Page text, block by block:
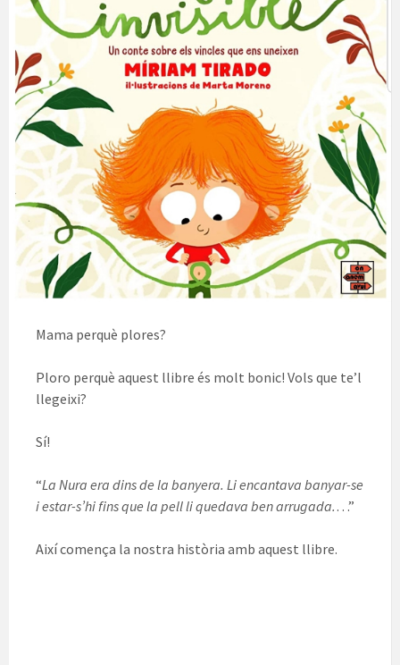
Mama perquè plores?
Ploro perquè aquest llibre és molt bonic! Vols que te’l
llegeixi?
Sí!
“La Nura era dins de la banyera. Li encantava banyar-se
i estar-s’hi fins que la pell li quedava ben arrugada. …”
Així comença la nostra història amb aquest llibre.